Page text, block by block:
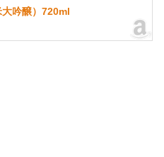
吟醸）720ml